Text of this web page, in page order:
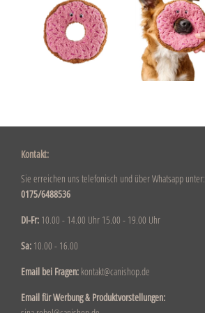
Kontakt:
Sie erreichen uns telefonisch und über Whatsapp unter:
0175/6488536
DI-Fr: 10.00 - 14.00 Uhr 15.00 - 19.00 Uhr
Sa: 10.00 - 16.00
Email bei Fragen: kontakt@canishop.de
Email für Werbung & Produktvorstellungen: